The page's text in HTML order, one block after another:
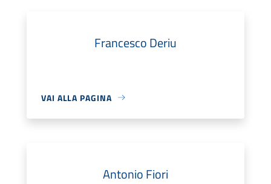
Francesco Deriu
VAI ALLA PAGINA
Antonio Fiori